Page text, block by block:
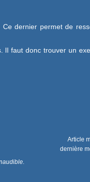
dernier permet de
Il faut donc trouver un
Article
dernière